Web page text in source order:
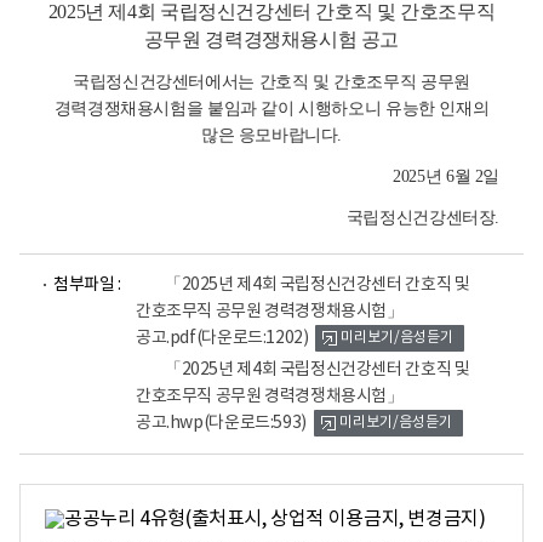
2025년 제4회 국립정신건강센터 간호직 및 간호조무직
공무원 경력경쟁채용시험 공고
국립정신건강센터에서는 간호직 및 간호조무직 공무원
경력경쟁채용시험을 붙임과 같이 시행하오니 유능한 인재의
많은 응모바랍니다.
2025년 6월 2일
국립정신건강센터장.
첨부파일 :
「2025년 제4회 국립정신건강센터 간호직 및
간호조무직 공무원 경력경쟁채용시험」
공고.pdf(다운로드:1202) 미리보기/음성듣기
「2025년 제4회 국립정신건강센터 간호직 및
간호조무직 공무원 경력경쟁채용시험」
공고.hwp(다운로드:593) 미리보기/음성듣기